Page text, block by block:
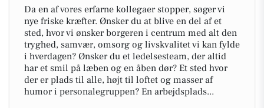
Da en af vores erfarne kollegaer stopper, søger vi
nye friske kræfter. Ønsker du at blive en del af et
sted, hvor vi ønsker borgeren i centrum med alt den
tryghed, samvær, omsorg og livskvalitet vi kan fylde
i hverdagen? Ønsker du et ledelsesteam, der altid
har et smil på læben og en åben dør? Et sted hvor
der er plads til alle, højt til loftet og masser af
humor i personalegruppen? En arbejdsplads...